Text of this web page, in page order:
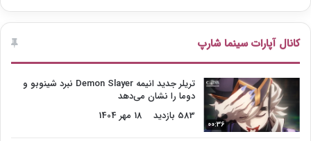
کانال آپارات سینما شارپ
00:36
تریلر جدید انیمه Demon Slayer نبرد شینوبو و
دوما را نشان می‌دهد
583 بازدید
18 مهر 1404